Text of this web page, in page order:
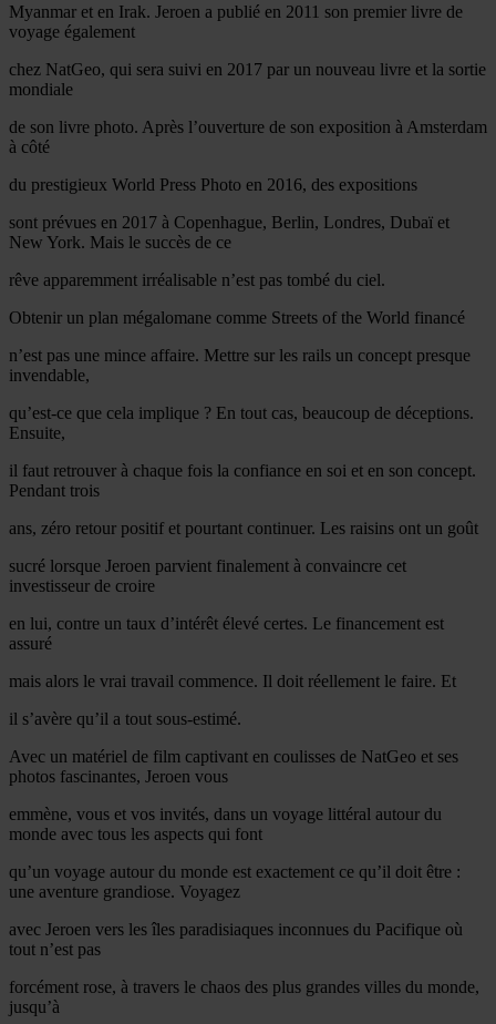
Myanmar et en Irak. Jeroen a publié en 2011 son premier livre de
voyage également
chez NatGeo, qui sera suivi en 2017 par un nouveau livre et la sortie
mondiale
de son livre photo. Après l’ouverture de son exposition à Amsterdam
à côté
du prestigieux World Press Photo en 2016, des expositions
sont prévues en 2017 à Copenhague, Berlin, Londres, Dubaï et
New York. Mais le succès de ce
rêve apparemment irréalisable n’est pas tombé du ciel.
Obtenir un plan mégalomane comme Streets of the World financé
n’est pas une mince affaire. Mettre sur les rails un concept presque
invendable,
qu’est-ce que cela implique ? En tout cas, beaucoup de déceptions.
Ensuite,
il faut retrouver à chaque fois la confiance en soi et en son concept.
Pendant trois
ans, zéro retour positif et pourtant continuer. Les raisins ont un goût
sucré lorsque Jeroen parvient finalement à convaincre cet
investisseur de croire
en lui, contre un taux d’intérêt élevé certes. Le financement est
assuré
mais alors le vrai travail commence. Il doit réellement le faire. Et
il s’avère qu’il a tout sous-estimé.
Avec un matériel de film captivant en coulisses de NatGeo et ses
photos fascinantes, Jeroen vous
emmène, vous et vos invités, dans un voyage littéral autour du
monde avec tous les aspects qui font
qu’un voyage autour du monde est exactement ce qu’il doit être :
une aventure grandiose. Voyagez
avec Jeroen vers les îles paradisiaques inconnues du Pacifique où
tout n’est pas
forcément rose, à travers le chaos des plus grandes villes du monde,
jusqu’à